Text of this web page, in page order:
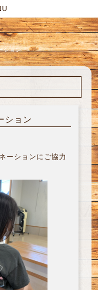
ション
ション
ーションにご協力